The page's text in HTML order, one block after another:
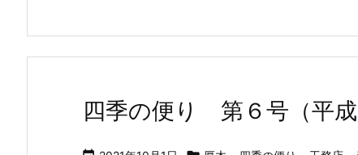
四季の便り 第６号（平成